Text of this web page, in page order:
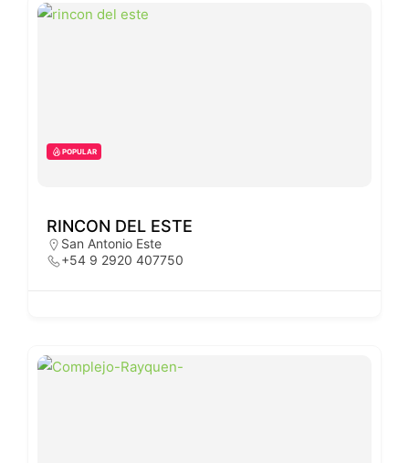
POPULAR
RINCON DEL ESTE
San Antonio Este
+54 9 2920 407750